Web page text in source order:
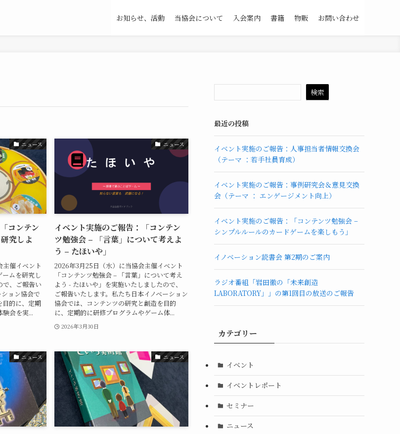
お知らせ、活動 当協会について 入会案内 書籍 物販 お問い合わせ
ニュース
コンテン
究しよ
催イベント
ームを研究し
で、ご報告い
ョン協会で
目的に、定期
会を実...
ニュース
イベント実施のご報告：「コンテン
ツ勉強会 – 「言葉」について考えよ
う – たほいや」
2026年3月25日（水）に当協会主催イベント
「コンテンツ勉強会 – 「言葉」について考え
よう - たほいや」を実施いたしましたので、
ご報告いたします。私たち日本イノベーション
協会では、コンテンツの研究と創造を目的
に、定期的に研修プログラムやゲーム体...
2026年3月30日
ニュース ニュース
検索
最近の投稿
イベント実施のご報告：人事担当者情報交換会
（テーマ ：若手社員育成）
イベント実施のご報告：事例研究会＆意見交換
会（テーマ ： エンゲージメント向上）
イベント実施のご報告：「コンテンツ勉強会 –
シンプルルールのカードゲームを楽しもう」
イノベーション読書会 第2期のご案内
ラジオ番組「岩田徹の「未来創造
LABORATORY」」の第1回目の放送のご報告
カテゴリー
イベント
イベントレポート
セミナー
ニュース